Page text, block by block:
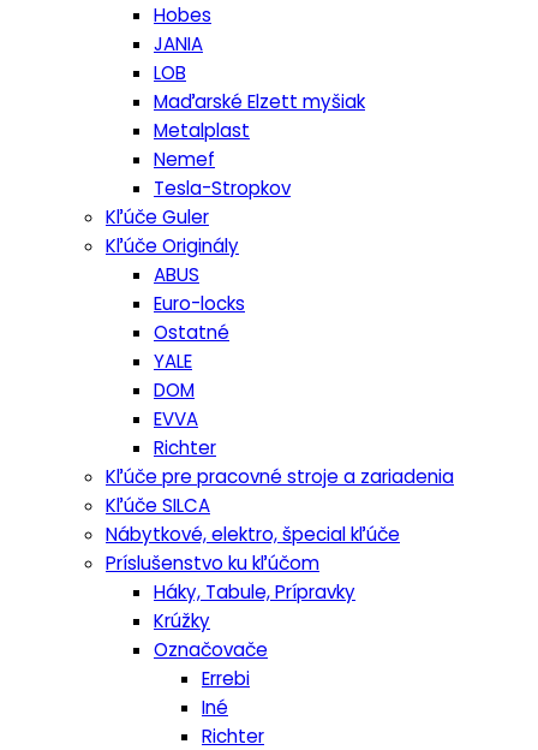
Hobes
JANIA
LOB
Maďarské Elzett myšiak
Metalplast
Nemef
Tesla-Stropkov
Kľúče Guler
Kľúče Originály
ABUS
Euro-locks
Ostatné
YALE
DOM
EVVA
Richter
Kľúče pre pracovné stroje a zariadenia
Kľúče SILCA
Nábytkové, elektro, špecial kľúče
Príslušenstvo ku kľúčom
Háky, Tabule, Prípravky
Krúžky
Označovače
Errebi
Iné
Richter